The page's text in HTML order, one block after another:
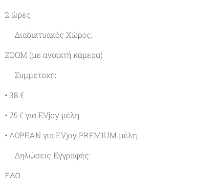
2 ώρες
✔Διαδικτυακός Χώρος:
ΖΟΟΜ (με ανοιχτή κάμερα)
✔Συμμετοχή:
• 38 €
• 25 € για EVjoy μέλη
• ΔΩΡΕΑΝ για EVjoy PREMIUM μέλη.
✔Δηλώσεις Εγγραφής:
ΕΔΩ